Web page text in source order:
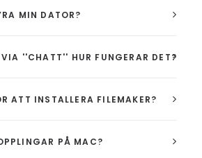
MIN DATOR?
''CHATT'' HUR FUNGERAR DET?
ATT INSTALLERA FILEMAKER?
PÅ MAC?